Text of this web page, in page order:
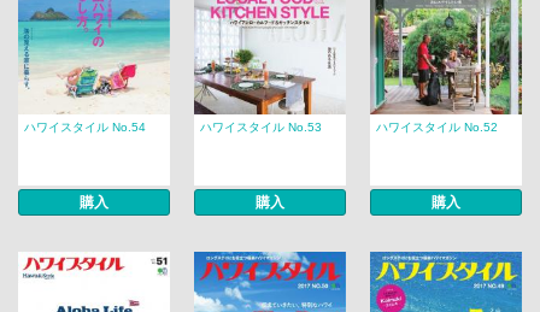
ハワイスタイル No.54
購入
ハワイスタイル No.53
購入
ハワイスタイル No.52
購入